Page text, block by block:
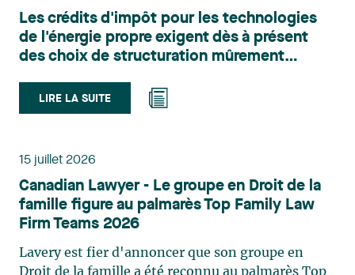
du territoire. Elle conseille et représente une
clientèle publique et privée dans le cadre d’enjeux
touchant notamment les obligations
et de permis, l’application et la contestation de
règlements d’urbanisme, ainsi que les dossiers
municipalités dans la validation juridique de leurs
Reconnue pour son approche à la fois stratégique
et pratique, elle intervient aussi en matière de
taxation municipale et d’évaluation foncière, en
plus de contribuer régulièrement à des
publications et à des activités de formation. Jean-
Les crédits d'impôt pour les technologies
de l'énergie propre exigent dès à présent
des choix de structuration mûrement
LIRE LA SUITE
15 juillet 2026
Canadian Lawyer - Le groupe en Droit de la
famille figure au palmarès Top Family Law
Firm Teams 2026
Lavery est fier d'annoncer que son groupe en
Droit de la famille a été reconnu au palmarès Top